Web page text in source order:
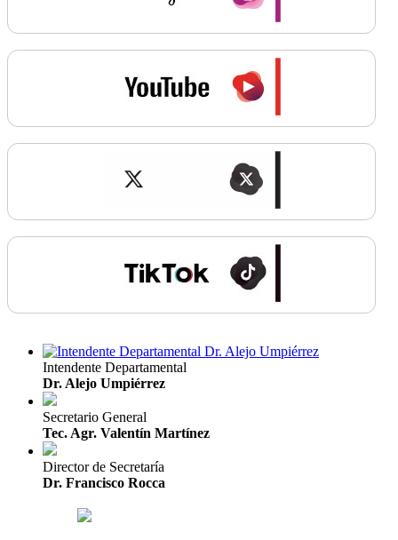
Intendente Departamental
Dr. Alejo Umpiérrez
Secretario General
Tec. Agr. Valentín Martínez
Director de Secretaría
Dr. Francisco Rocca